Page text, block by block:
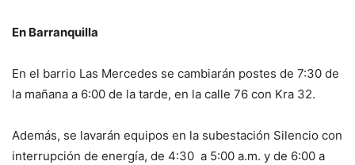
En Barranquilla
En el barrio Las Mercedes se cambiarán postes de 7:30 de
la mañana a 6:00 de la tarde, en la calle 76 con Kra 32.
Además, se lavarán equipos en la subestación Silencio con
interrupción de energía, de 4:30 a 5:00 a.m. y de 6:00 a